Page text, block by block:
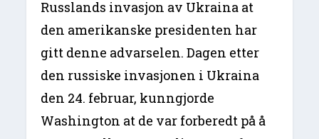
Russlands invasjon av Ukraina at
den amerikanske presidenten har
gitt denne advarselen. Dagen etter
den russiske invasjonen i Ukraina
den 24. februar, kunngjorde
Washington at de var forberedt på å